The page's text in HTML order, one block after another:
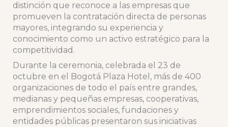
distinción que reconoce a las empresas que
promueven la contratación directa de personas
mayores, integrando su experiencia y
conocimiento como un activo estratégico para la
competitividad.
Durante la ceremonia, celebrada el 23 de
octubre en el Bogotá Plaza Hotel, más de 400
organizaciones de todo el país entre grandes,
medianas y pequeñas empresas, cooperativas,
emprendimientos sociales, fundaciones y
entidades públicas presentaron sus iniciativas